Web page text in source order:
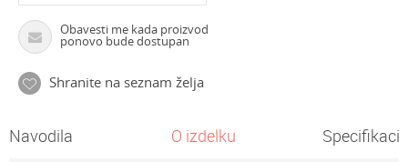
Obavesti me kada proizvod
ponovo bude dostupan
Shranite na seznam želja
Navodila O izdelku